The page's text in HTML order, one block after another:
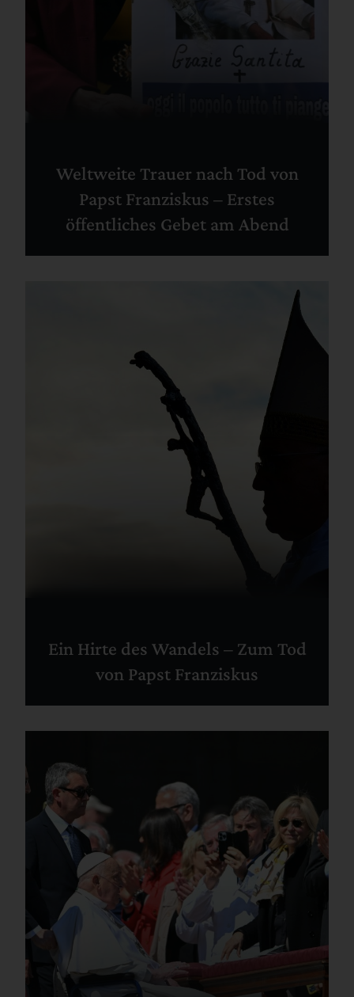
Weltweite Trauer nach Tod von
Papst Franziskus – Erstes
öffentliches Gebet am Abend
Ein Hirte des Wandels – Zum Tod
von Papst Franziskus